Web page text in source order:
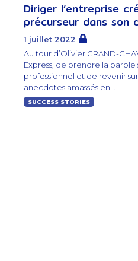
Diriger l’entreprise
précurseur dans son
1 juillet 2022
Au tour d’Olivier GRAND-
Express, de prendre la parole
professionnel et de revenir
anecdotes amassés en...
SUCCESS STORIES